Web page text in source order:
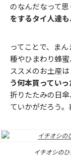
のなんだなって思
をするタイ人達
ってことで、ま
種やひまわり蜂
ススメのお土産は
う何本買ってい
折りたたみの日
ていかがだろう
イチオシの